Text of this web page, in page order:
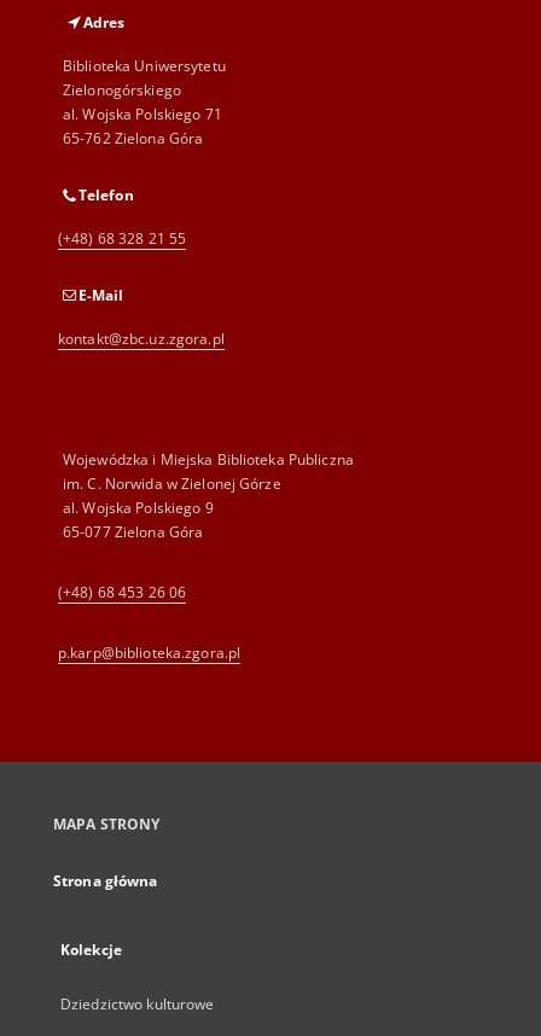
Adres
Biblioteka Uniwersytetu
Zielonogórskiego
al. Wojska Polskiego 71
65-762 Zielona Góra
Telefon
(+48) 68 328 21 55
E-Mail
kontakt@zbc.uz.zgora.pl
Wojewódzka i Miejska Biblioteka Publiczna
im. C. Norwida w Zielonej Górze
al. Wojska Polskiego 9
65-077 Zielona Góra
(+48) 68 453 26 06
p.karp@biblioteka.zgora.pl
MAPA STRONY
Strona główna
Kolekcje
Dziedzictwo kulturowe